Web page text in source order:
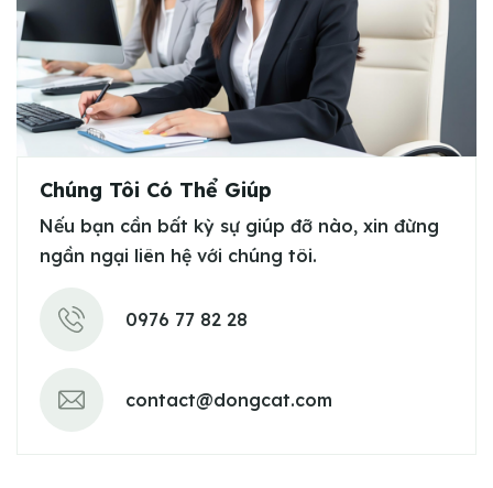
Chúng Tôi Có Thể Giúp
Nếu bạn cần bất kỳ sự giúp đỡ nào, xin đừng
ngần ngại liên hệ với chúng tôi.
0976 77 82 28
contact@dongcat.com